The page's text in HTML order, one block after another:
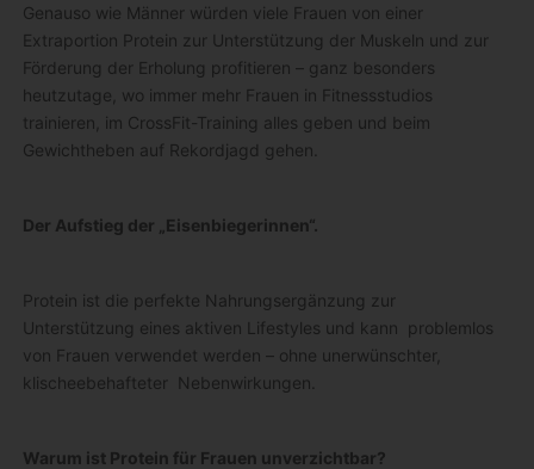
Genauso wie Männer würden viele Frauen von einer
Extraportion Protein zur Unterstützung der Muskeln und zur
Förderung der Erholung profitieren – ganz besonders
heutzutage, wo immer mehr Frauen in Fitnessstudios
trainieren, im CrossFit-Training alles geben und beim
Gewichtheben auf Rekordjagd gehen.
Der Aufstieg der „Eisenbiegerinnen“.
Protein ist die perfekte Nahrungsergänzung zur
Unterstützung eines aktiven Lifestyles und kann problemlos
von Frauen verwendet werden – ohne unerwünschter,
klischeebehafteter Nebenwirkungen.
Warum ist Protein für Frauen unverzichtbar?